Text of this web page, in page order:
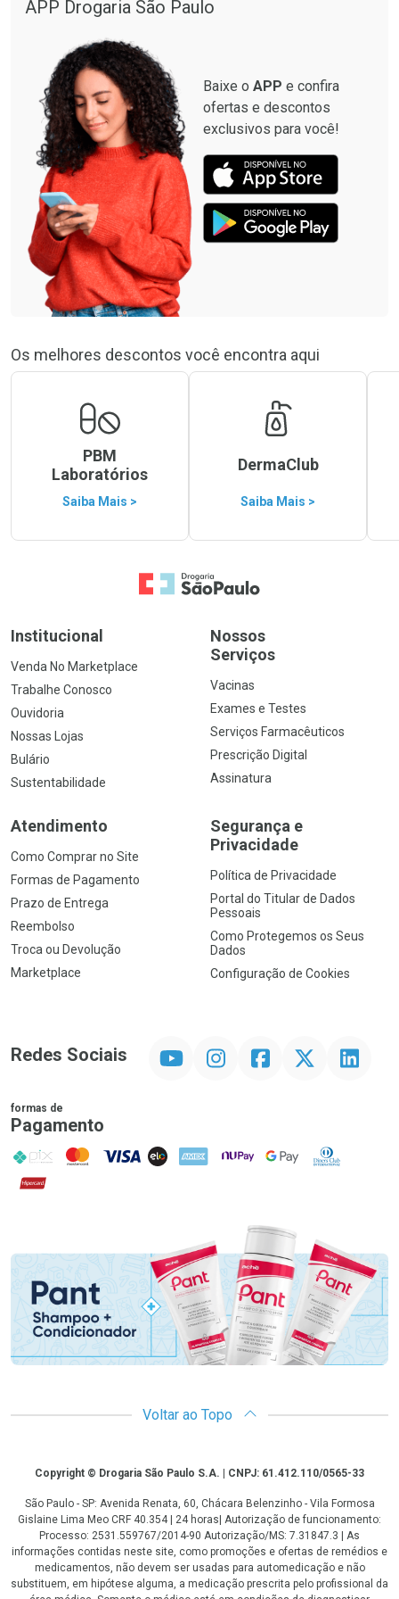
APP Drogaria São Paulo
Baixe o APP e confira
ofertas e descontos
exclusivos para você!
Os melhores descontos você encontra aqui
PBM
Laboratórios
Saiba Mais >
DermaClub
Saiba Mais >
Ir para a Home
Institucional
Venda No Marketplace
Trabalhe Conosco
Ouvidoria
Nossas Lojas
Bulário
Sustentabilidade
Nossos
Serviços
Vacinas
Exames e Testes
Serviços Farmacêuticos
Prescrição Digital
Assinatura
Atendimento
Como Comprar no Site
Formas de Pagamento
Prazo de Entrega
Reembolso
Troca ou Devolução
Marketplace
Segurança e
Privacidade
Política de Privacidade
Portal do Titular de Dados
Pessoais
Como Protegemos os Seus
Dados
Configuração de Cookies
Redes Sociais InstagramFacebookTwitter Linkedin
formas de
Pagamento
PIX MasterCard
VISA ELO AMEX NuPay Google PayDiners Club
Hipercard
Promoção em Destaque
Voltar ao Topo
CopyrightCopyright © Drogaria São Paulo S.A. | CNPJ: 61.412.110/0565-33
São Paulo - SP: Avenida Renata, 60, Chácara Belenzinho - Vila Formosa
Gislaine Lima Meo CRF 40.354 | 24 horas| Autorização de funcionamento:
Processo: 2531.559767/2014-90 Autorização/MS: 7.31847.3 | As
informações contidas neste site, como promoções e ofertas de remédios e
medicamentos, não devem ser usadas para automedicação e não
substituem, em hipótese alguma, a medicação prescrita pelo profissional da